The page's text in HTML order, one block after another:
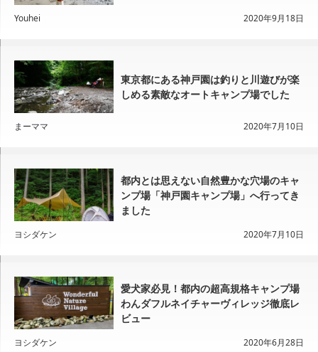
Youhei 2020年9月18日
東京都にある神戸園は釣りと川遊びが楽
しめる素敵なオートキャンプ場でした
まーママ 2020年7月10日
都内とは思えない自然豊かな穴場のキャ
ンプ場「神戸園キャンプ場」へ行ってき
ました
ヨシダケン 2020年7月10日
愛犬家必見！都内の超高規格キャンプ場
わんダフルネイチャーヴィレッジ徹底レ
ビュー
ヨシダケン 2020年6月28日